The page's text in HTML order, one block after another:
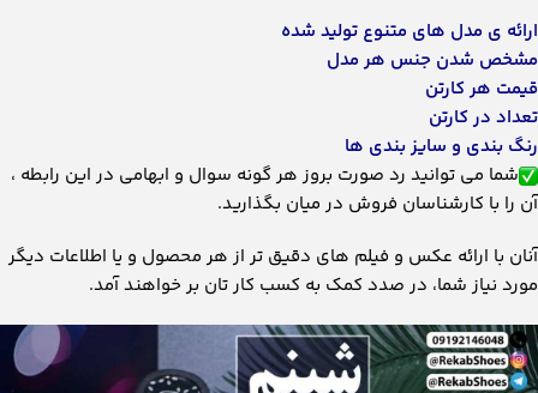
ارائه ی مدل های متنوع تولید شده
مشخص شدن جنس هر مدل
قیمت هر کارتن
تعداد در کارتن
رنگ بندی و سایز بندی ها
شما می توانید رد صورت بروز هر گونه سوال و ابهامی در این رابطه ،
آن را با کارشناسان فروش در میان بگذارید.
آنان با ارائه عکس و فیلم های دقیق تر از هر محصول و یا اطلاعات دیگر
مورد نیاز شما، در صدد کمک به کسب کار تان بر خواهند آمد.